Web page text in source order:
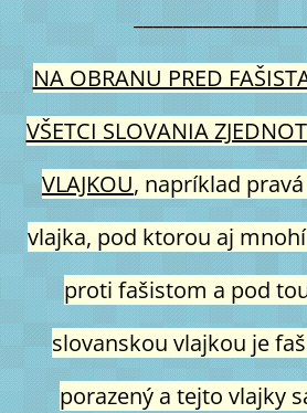
NA OBRANU PRED
VŠETCI SLOVANIA
VLAJKOU, napríklad
vlajka, pod ktorou aj
proti fašistom a pod
slovanskou vlajkou je
porazený a tejto vlajky